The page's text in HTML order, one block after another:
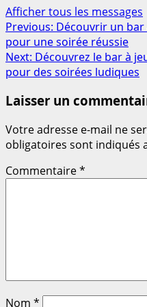
Afficher tous les messages
Post
navigation
Previous: Découvrir un bar
pour une soirée réussie
Next: Découvrez le bar à
pour des soirées ludiques
Laisser un
Votre adresse e-mail ne
obligatoires sont indiqués
Commentaire*
Nom *